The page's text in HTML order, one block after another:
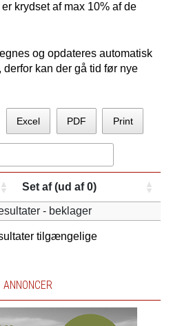
krydset af max 10% af de
og opdateres automatisk
kan der gå tid før nye
Excel PDF Print
Set af (ud af 0)
- beklager
tilgængelige
ANNONCER